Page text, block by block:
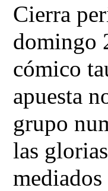
Cierra
domingo
cómico
apuesta
grupo
las